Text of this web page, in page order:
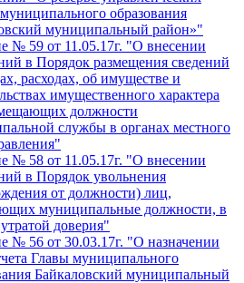
образования
муниципальный район»"
№ 59 от 11.05.17г. "О внесении
в Порядок размещения сведений
расходах, об имуществе и
имущественного характера
должности
службы в органах местного
№ 58 от 11.05.17г. "О внесении
в Порядок увольнения
от должности) лиц,
муниципальные должности, в
доверия"
№ 56 от 30.03.17г. "О назначении
Главы муниципального
Байкаловский муниципальный